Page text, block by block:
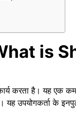
is
करता है। यह एक
उपयोगकर्ता के